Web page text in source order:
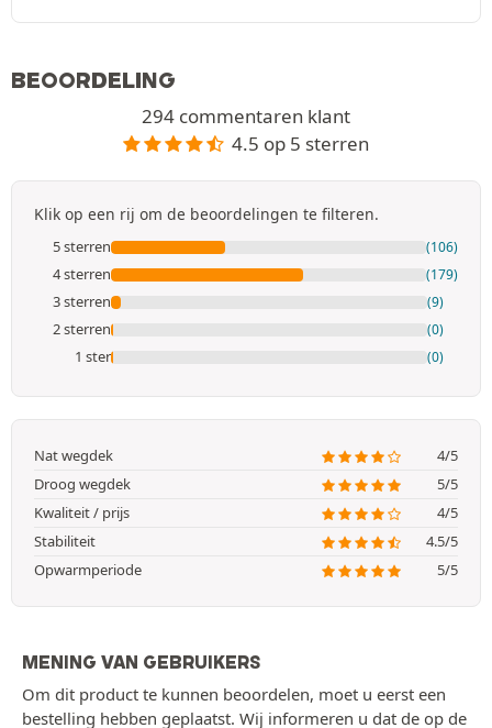
BEOORDELING
294 commentaren klant
4.5 op 5 sterren
Klik op een rij om de beoordelingen te filteren.
5 sterren (106)
4 sterren (179)
3 sterren (9)
2 sterren (0)
1 ster (0)
Nat wegdek
4/5
Droog wegdek
5/5
Kwaliteit / prijs
4/5
Stabiliteit
4.5/5
Opwarmperiode
5/5
MENING VAN GEBRUIKERS
Om dit product te kunnen beoordelen, moet u eerst een
bestelling hebben geplaatst. Wij informeren u dat de op de